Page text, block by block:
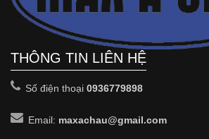
THÔNG TIN LIÊN HỆ
Số điện thoại0936779898
Email: maxachau@gmail.com